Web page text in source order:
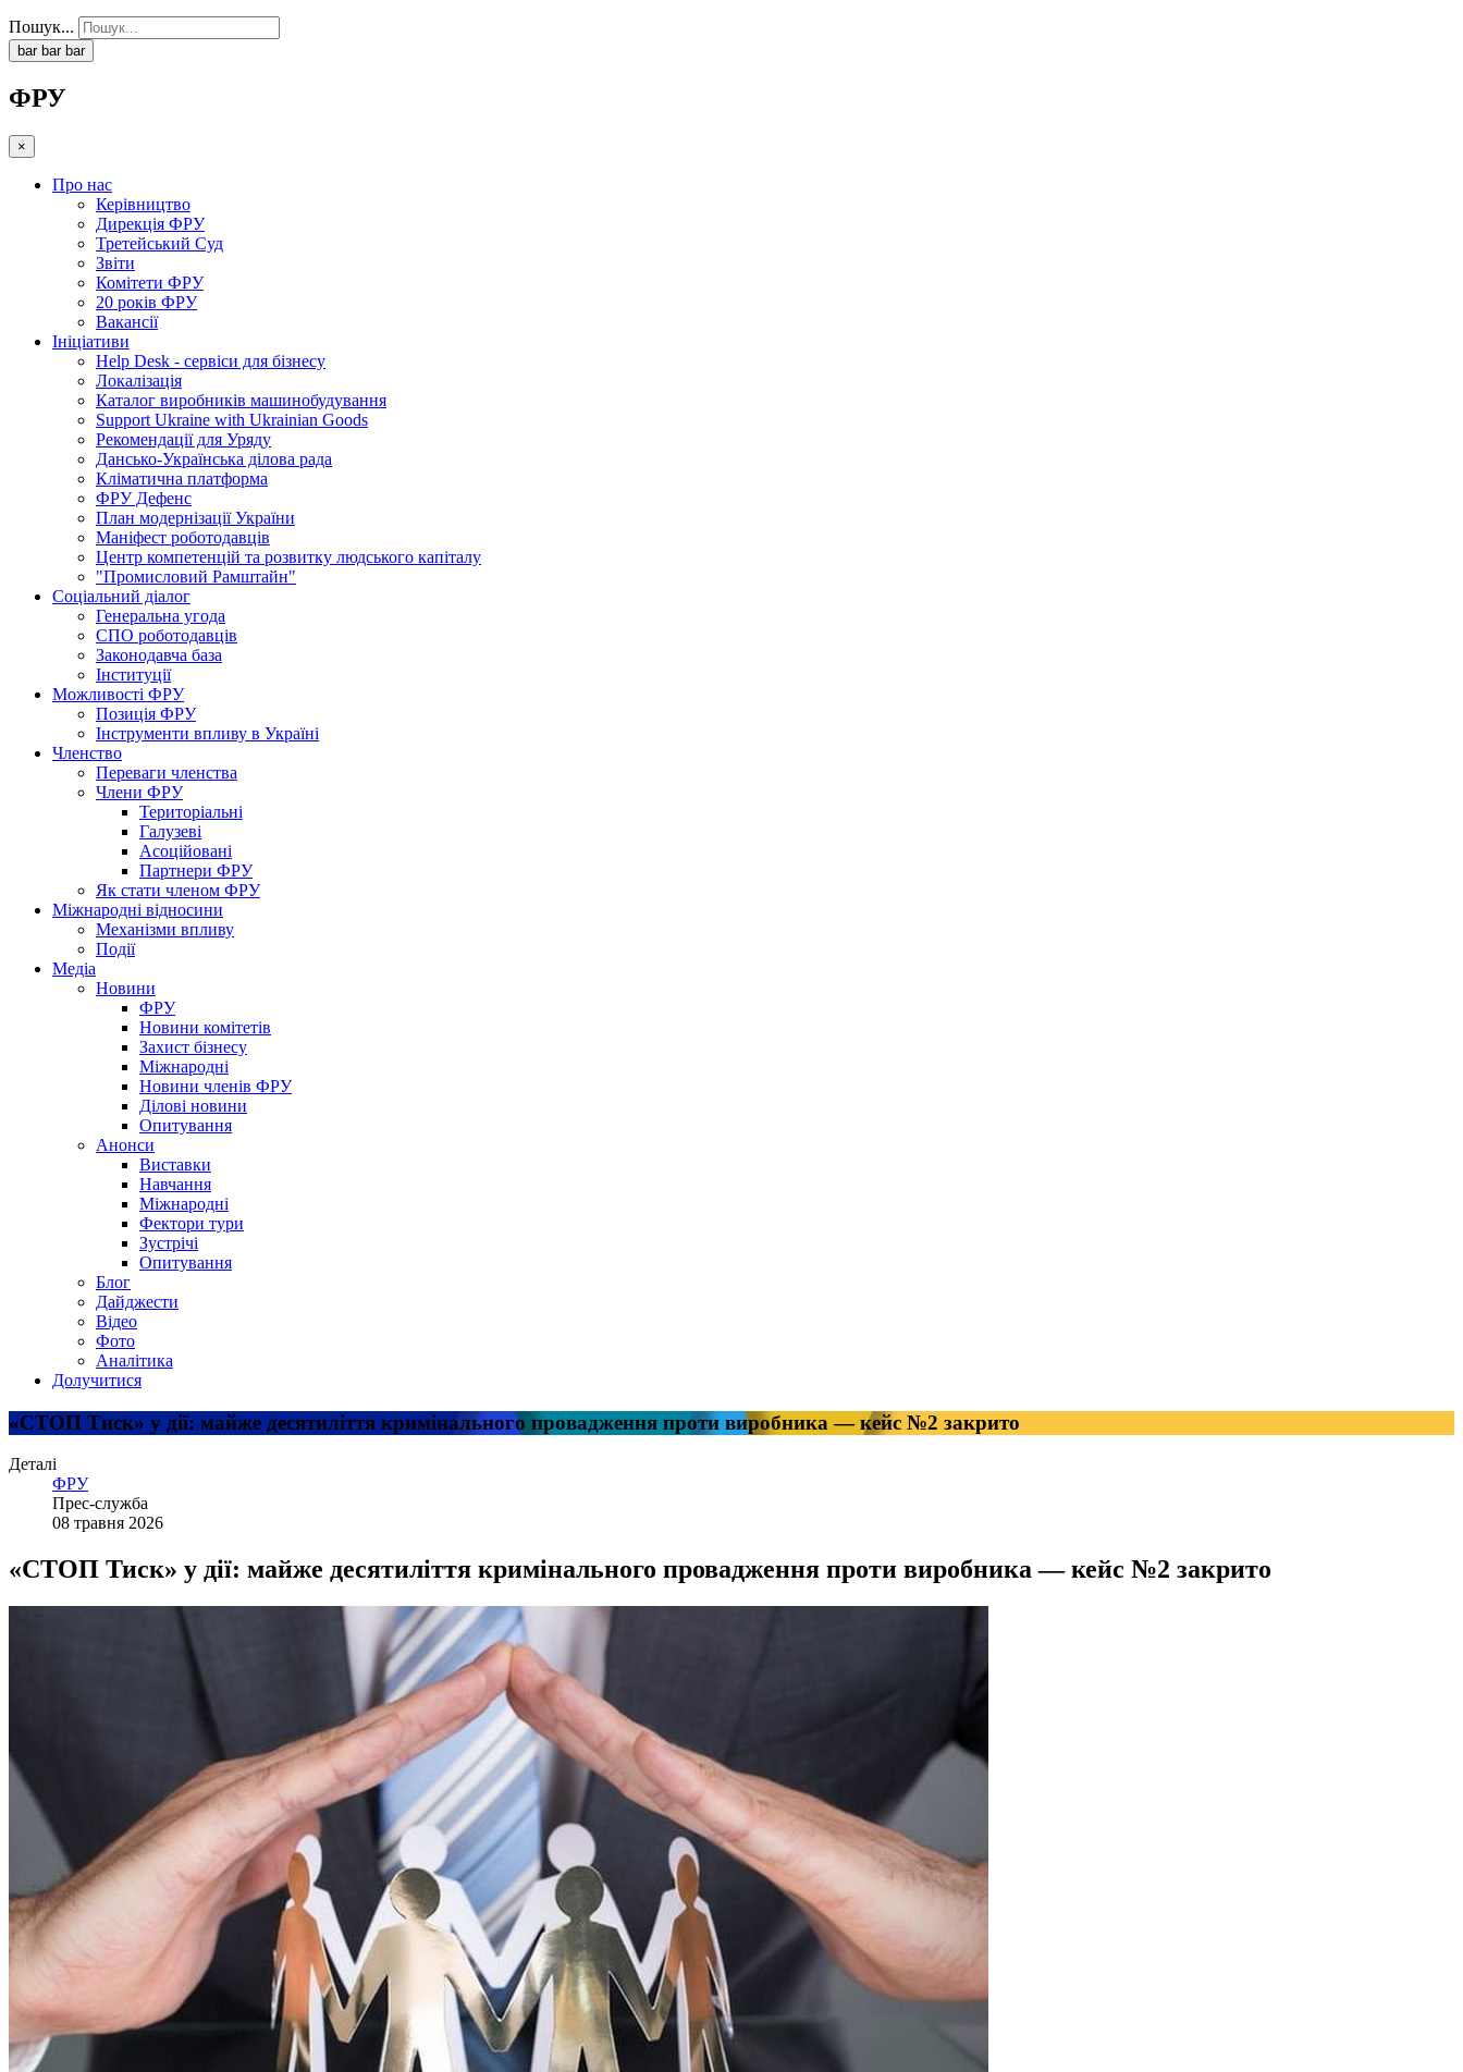
Пошук...
bar bar bar
ФРУ
×
Про нас
Керівництво
Дирекція ФРУ
Третейський Суд
Звіти
Комітети ФРУ
20 років ФРУ
Вакансії
Ініціативи
Help Desk - сервіси для бізнесу
Локалізація
Каталог виробників машинобудування
Support Ukraine with Ukrainian Goods
Рекомендації для Уряду
Дансько-Українська ділова рада
Кліматична платформа
ФРУ Дефенс
План модернізації України
Маніфест роботодавців
Центр компетенцій та розвитку людського капіталу
"Промисловий Рамштайн"
Соціальний діалог
Генеральна угода
СПО роботодавців
Законодавча база
Інституції
Можливості ФРУ
Позиція ФРУ
Інструменти впливу в Україні
Членство
Переваги членства
Члени ФРУ
Територіальні
Галузеві
Асоційовані
Партнери ФРУ
Як стати членом ФРУ
Міжнародні відносини
Механізми впливу
Події
Медіа
Новини
ФРУ
Новини комітетів
Захист бізнесу
Міжнародні
Новини членів ФРУ
Ділові новини
Опитування
Анонси
Виставки
Навчання
Міжнародні
Фектори тури
Зустрічі
Опитування
Блог
Дайджести
Відео
Фото
Аналітика
Долучитися
«СТОП Тиск» у дії: майже десятиліття кримінального провадження проти виробника — кейс №2 закрито
Деталі
ФРУ
Прес-служба
08 травня 2026
«СТОП Тиск» у дії: майже десятиліття кримінального провадження проти виробника — кейс №2 закрито